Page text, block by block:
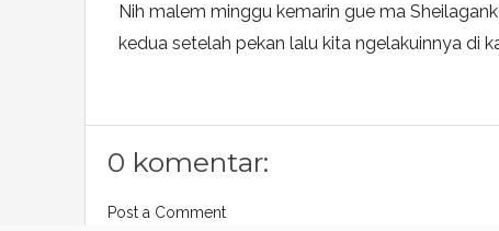
Nih malem minggu kemarin gue ma
kedua setelah pekan lalu kita ngelakuinnya di
0 komentar:
Post a Comment